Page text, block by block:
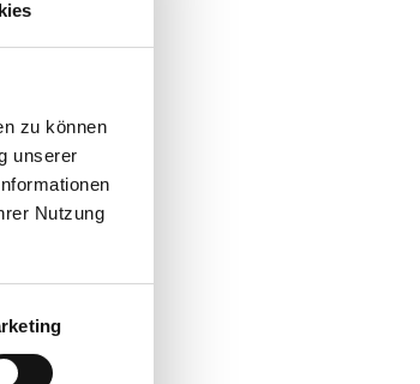
zu können
unserer
Nutzung